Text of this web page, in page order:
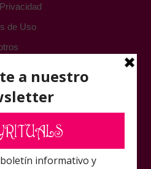
de Uso
AL CLIENTE
Laboratorio